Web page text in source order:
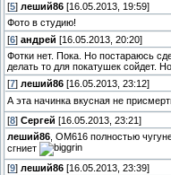
[5] леший86 [16.05.2013, 19:59]
Фото в студию!
[6] андрей [16.05.2013, 20:20]
Фотки нет. Пока. Но постараюсь
делать то для покатушек сойдет.
[7] леший86 [16.05.2013, 23:12]
А эта начинка вкусная не
[8] Сергей [16.05.2013, 23:21]
леший86 , ОМ616 полностью
сгниет
[9] леший86 [16.05.2013, 23:39]